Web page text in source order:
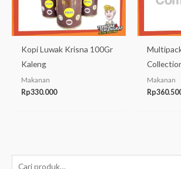
Kopi Luwak Krisna 100Gr
Kaleng
Makanan
Rp330.000
Makanan
Rp